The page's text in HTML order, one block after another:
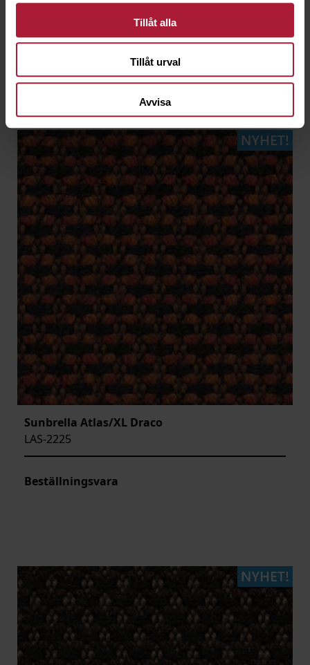
Tillåt alla
Tillåt urval
Avvisa
Beställningsvara
Sunbrella Atlas/XL Draco
LAS-2225
Beställningsvara